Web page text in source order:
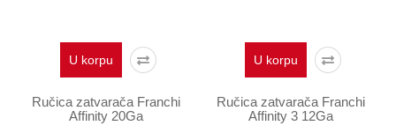
U korpu
Ručica zatvarača Franchi
Affinity 20Ga
U korpu
Ručica zatvarača Franchi
Affinity 3 12Ga